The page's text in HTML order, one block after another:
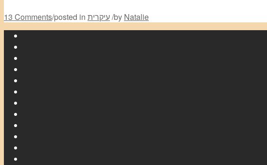
13 Comments/posted in עיקרית/by Natalie